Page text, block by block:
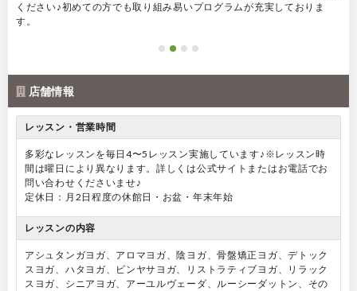
ゆったりスペース。体に優しい健康茶やコーヒーが全て無料！レッスン
前後の穏やかなひとときをお過ごしください♪
店舗情報
レッスン・営業時間
多彩なレッスンを毎日4〜5レッスン実施しています♪※レッスン時
間は曜日により異なります。詳しくは公式サイトまたはお電話でお
問い合わせくださいませ♪
定休日：月2日程度の休館日・お盆・年末年始
レッスンの内容
アシュタンガヨガ、アロマヨガ、陰ヨガ、骨盤矯正ヨガ、デトック
スヨガ、ハタヨガ、ビンヤサヨガ、リストラティブヨガ、リラック
スヨガ、シニアヨガ、アーユルヴェーダ、ルーシーダットン、その